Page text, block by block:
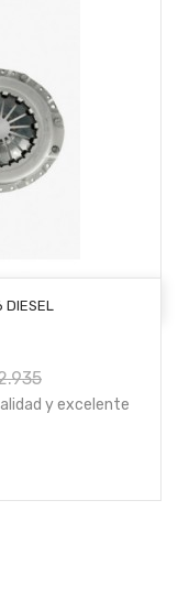
DIESEL
y excelente